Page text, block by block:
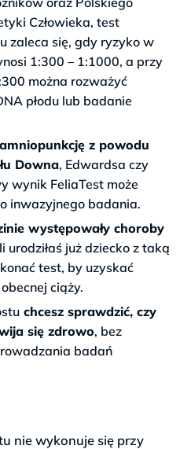
Człowieka, test
zaleca się, gdy ryzyko w
1:300 – 1:1000, a przy
można rozważyć
płodu lub badanie
amniopunkcję z powodu
Downa, Edwardsa czy
wynik FeliaTest może
inwazyjnego badania.
występowały choroby
urodziłaś już dziecko z taką
test, by uzyskać
ciąży.
chcesz sprawdzić, czy
się zdrowo, bez
badań
nie wykonuje się przy